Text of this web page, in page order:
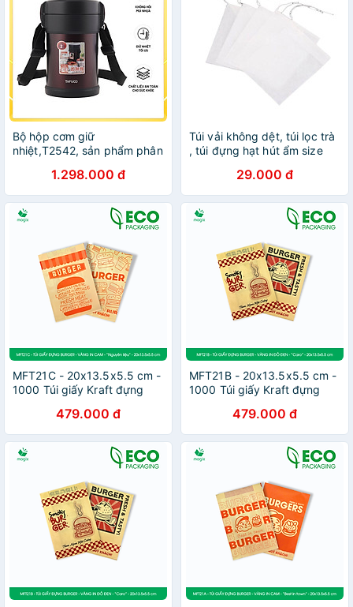
Bộ hộp cơm giữ
nhiệt,T2542, sản phẩm phân
1.298.000 đ
Túi vải không dệt, túi lọc trà
, túi đựng hạt hút ẩm size
29.000 đ
MFT21C - 20x13.5x5.5 cm -
1000 Túi giấy Kraft đựng
túi đựng thực phẩm
479.000 đ
MFT21B - 20x13.5x5.5 cm -
1000 Túi giấy Kraft đựng
túi đựng thực phẩm
479.000 đ